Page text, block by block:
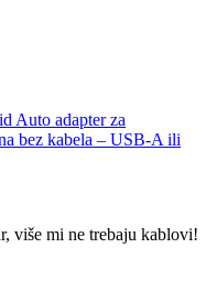
Auto adapter za
bez kabela – USB-A ili
više mi ne trebaju kablovi!